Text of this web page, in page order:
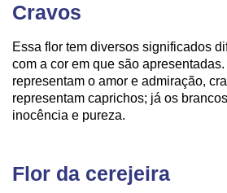
Cravos
Essa flor tem diversos significados
com a cor em que são
representam o amor e admiração,
representam caprichos; já os
inocência e pureza.
Flor da cerejeira